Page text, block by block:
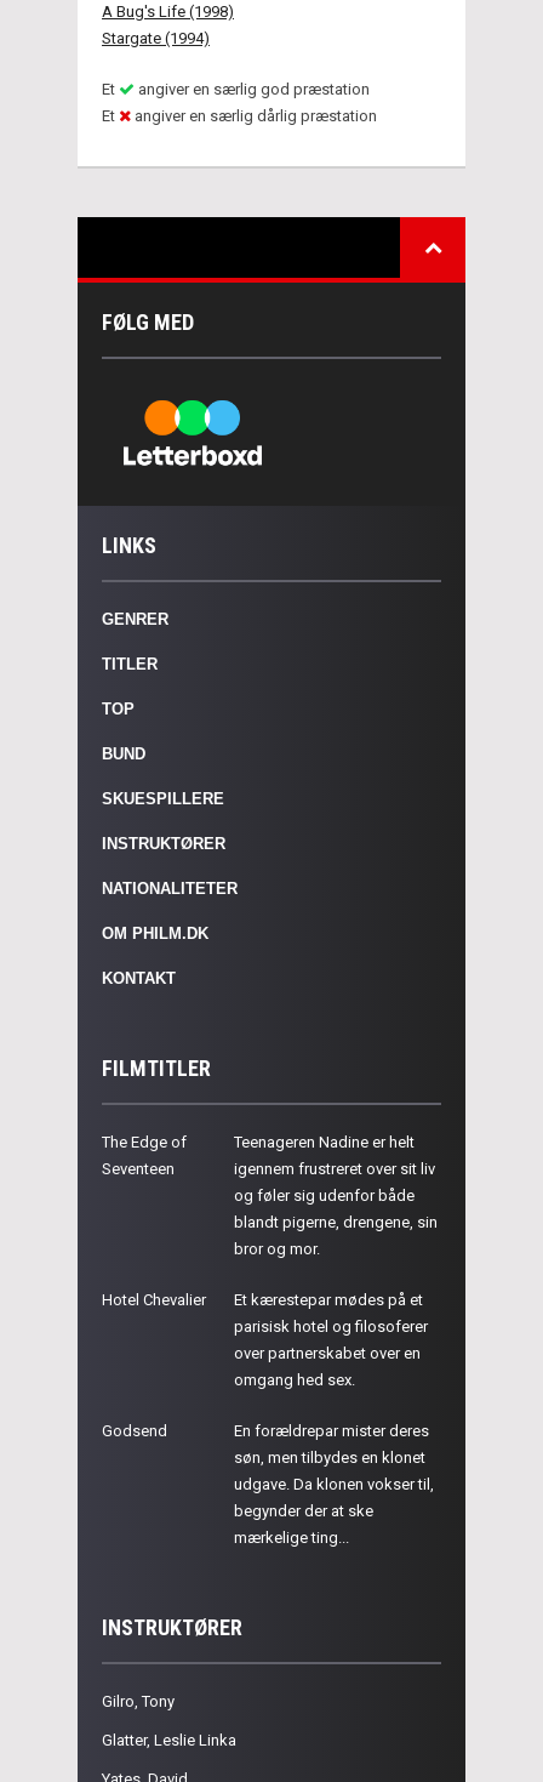
A Bug's Life (1998)
Stargate (1994)
Et
angiver en særlig god præstation
Et
angiver en særlig dårlig præstation
FØLG MED
LINKS
GENRER
TITLER
TOP
BUND
SKUESPILLERE
INSTRUKTØRER
NATIONALITETER
OM PHILM.DK
KONTAKT
FILMTITLER
The Edge of
Seventeen
Teenageren Nadine er helt
igennem frustreret over sit liv
og føler sig udenfor både
blandt pigerne, drengene, sin
bror og mor.
Hotel Chevalier
Et kærestepar mødes på et
parisisk hotel og filosoferer
over partnerskabet over en
omgang hed sex.
Godsend
En forældrepar mister deres
søn, men tilbydes en klonet
udgave. Da klonen vokser til,
begynder der at ske
mærkelige ting...
INSTRUKTØRER
Gilro, Tony
Glatter, Leslie Linka